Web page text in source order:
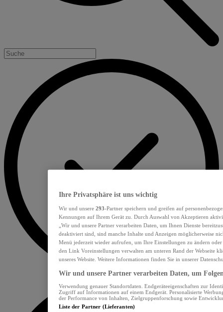
Ihre Privatsphäre ist uns wichtig
Wir und unsere 293-Partner speichern und greifen auf
Kennungen auf Ihrem Gerät zu. Durch Auswahl von Akzeptieren
„Wir und unsere Partner verarbeiten Daten, um Ihnen Dienste
deaktiviert sind, sind manche Inhalte und Anzeigen möglicherweise
Menü jederzeit wieder aufrufen, um Ihre Einstellungen zu ändern
den Link Voreinstellungen verwalten am unteren Rand der Webseite
unseres Website. Weitere Informationen finden Sie in unserer
Wir und unsere Partner verarbeiten Daten, um
Verwendung genauer Standortdaten. Endgeräteeigenschaften zur
Zugriff auf Informationen auf einem Endgerät. Personalisierte
der Performance von Inhalten, Zielgruppenforschung sowie
Liste der Partner (Lieferanten)